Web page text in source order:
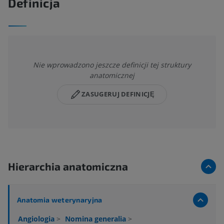
Nie wprowadzono jeszcze definicji tej struktury
anatomicznej
ZASUGERUJ DEFINICJĘ
Hierarchia anatomiczna
Anatomia weterynaryjna
Angiologia > Nomina generalia >